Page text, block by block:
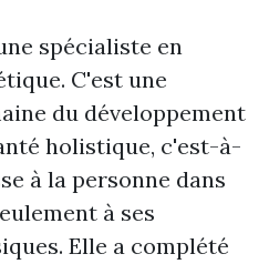
spécialiste en
C'est une
du développement
holistique, c'est-à-
à la personne dans
à ses
Elle a complété